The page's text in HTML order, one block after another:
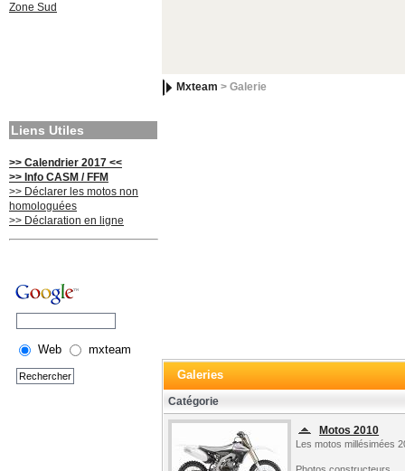
Zone Sud
Liens Utiles
>> Calendrier 2017 <<
>> Info CASM / FFM
>> Déclarer les motos non
homologuées
>> Déclaration en ligne
Web mxteam
Mxteam > Galerie
Galeries
Catégorie
Motos 2010
Les motos millésimées